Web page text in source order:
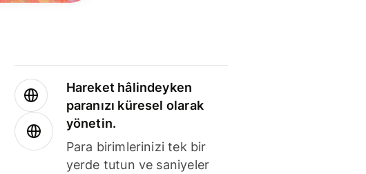
Hareket hâlindeyken
paranızı küresel olarak
yönetin.
Para birimlerinizi tek bir
yerde tutun ve saniyeler